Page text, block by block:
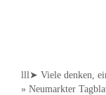
lll➤ Viele denken,
» Neumarkter